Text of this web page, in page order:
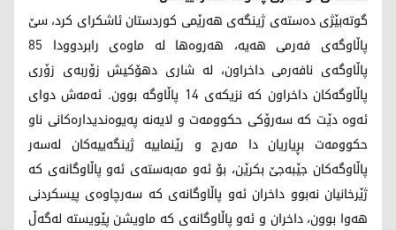
گوتەبێژی دەستەی ژینگەی هەرێمی کوردستان ئاشکرای کرد، سێ
پاڵاوگەی فەرمی هەیە، هەروەها لە ماوەی رابردوودا 85
پاڵاوگەی نافەرمی داخراون، لە شاری دهۆکیش زۆربەی زۆری
پاڵاوگەکان داخراون کە نزیکەی 14 پاڵاوگە بوون. ئەمەش دوای
ئەوە دێت کە سەرۆکی حکوومەت و لایەنە پەیوەندیدارەکانی ناو
حکوومەت بڕیاریان دا مەرج و رێنماییە ژینگەییەکان لەسەر
پاڵاوگەکان جێبەجێ بکرێن، بۆ ئەو مەبەستەی ئەو پاڵاوگانەی کە
ژێرخانیان نەبوو داخران ئەو پاڵاوگانەی کە سەرچاوەی پیسکردنی
هەوا بوون، داخران و ئەو پاڵاوگانەی کە ماویشن پێویستە لەگەڵ